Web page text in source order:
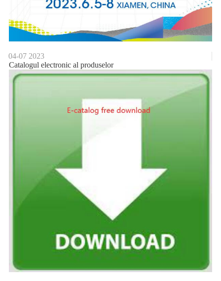
04-07 2023
Catalogul electronic al produselor